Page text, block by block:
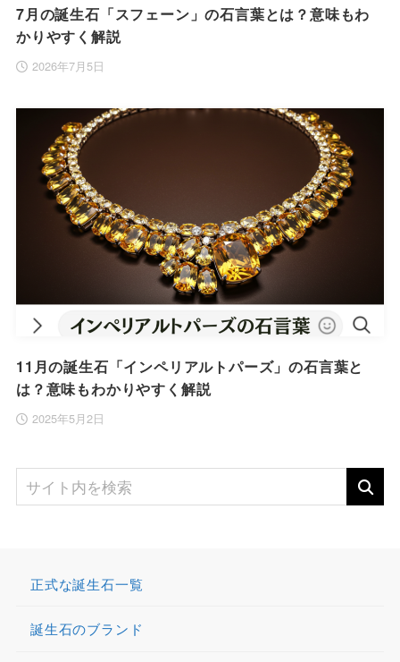
7月の誕生石「スフェーン」の石言葉とは？意味もわ
かりやすく解説
2026年7月5日
11月の誕生石「インペリアルトパーズ」の石言葉と
は？意味もわかりやすく解説
2025年5月2日
正式な誕生石一覧
誕生石のブランド